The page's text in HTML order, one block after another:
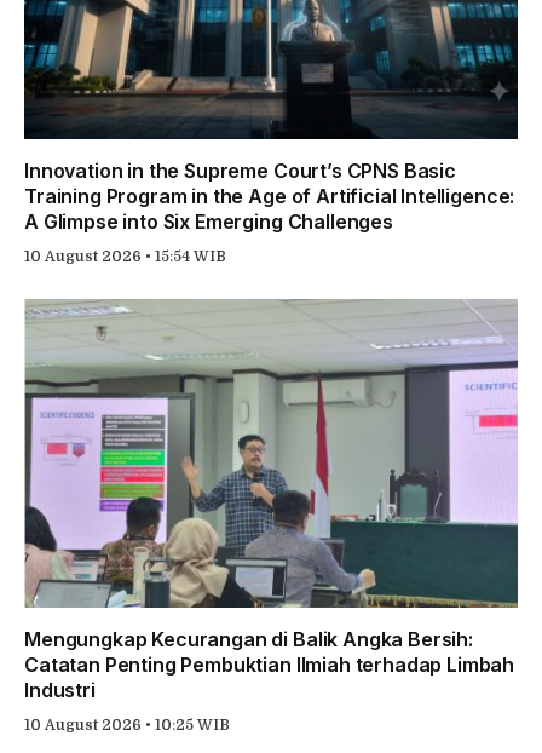
Innovation in the Supreme Court’s CPNS Basic
Training Program in the Age of Artificial Intelligence:
A Glimpse into Six Emerging Challenges
10 August 2026 • 15:54 WIB
Mengungkap Kecurangan di Balik Angka Bersih:
Catatan Penting Pembuktian Ilmiah terhadap Limbah
Industri
10 August 2026 • 10:25 WIB